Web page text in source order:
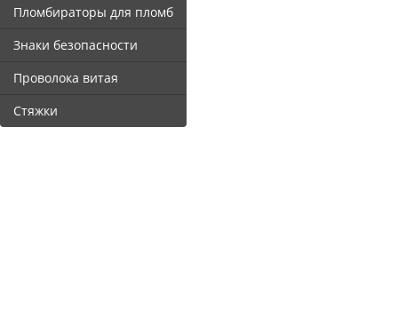
Пломбираторы для пломб
Знаки безопасности
Проволока витая
Стяжки